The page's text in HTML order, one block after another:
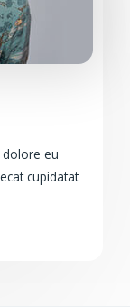
eu
cupidatat